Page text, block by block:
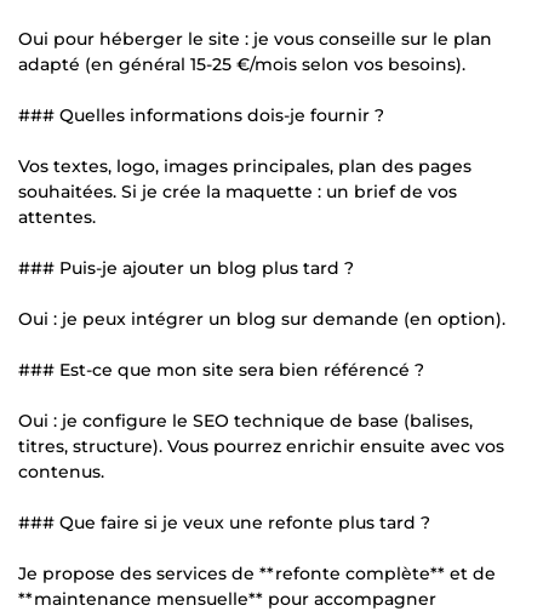
Oui pour héberger le site : je vous conseille sur le plan
adapté (en général 15-25 €/mois selon vos besoins).
### Quelles informations dois-je fournir ?
Vos textes, logo, images principales, plan des pages
souhaitées. Si je crée la maquette : un brief de vos
attentes.
### Puis-je ajouter un blog plus tard ?
Oui : je peux intégrer un blog sur demande (en option).
### Est-ce que mon site sera bien référencé ?
Oui : je configure le SEO technique de base (balises,
titres, structure). Vous pourrez enrichir ensuite avec vos
contenus.
### Que faire si je veux une refonte plus tard ?
Je propose des services de **refonte complète** et de
**maintenance mensuelle** pour accompagner